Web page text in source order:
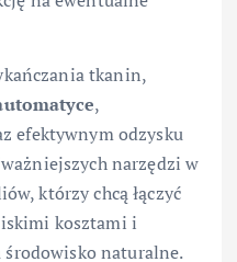
tkanin,
,
efektywnym odzysku
narzędzi w
którzy chcą łączyć
kosztami i
środowisko naturalne.